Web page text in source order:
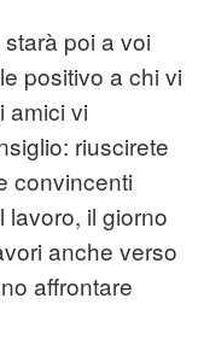
poi a voi
positivo a chi vi
amici vi
riuscirete
convincenti
il giorno
anche verso
affrontare